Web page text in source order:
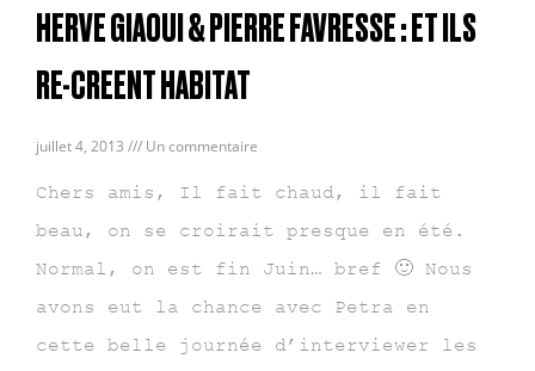
HERVE GIAOUI & PIERRE FAVRESSE : ET ILS
RE-CREENT HABITAT
juillet 4, 2013 Un commentaire
Chers amis, Il fait chaud, il fait
beau, on se croirait presque en été.
Normal, on est fin Juin… bref 🙂 Nous
avons eut la chance avec Petra en
cette belle journée d’interviewer les